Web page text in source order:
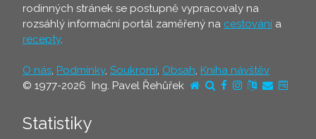
rodinných stránek se postupně vypracovaly na
rozsáhlý informační portál zaměřený na cestování a
recepty.
O nás, Podmínky, Soukromí, Obsah, Kniha návštěv
© 1977-2026 Ing. Pavel Řehůřek
Statistiky